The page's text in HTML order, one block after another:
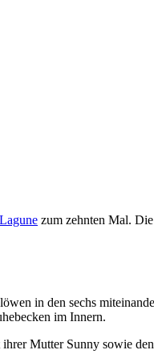
zum zehnten Mal.
in den sechs
im Innern.
Mutter Sunny sowie